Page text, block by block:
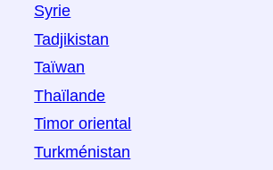
Syrie
Tadjikistan
Taïwan
Thaïlande
Timor oriental
Turkménistan